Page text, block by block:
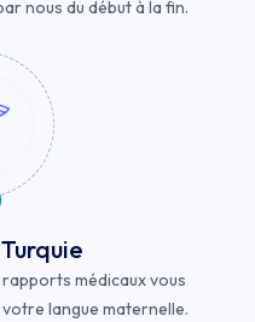
nous du début à la fin.
médicaux vous
langue maternelle.